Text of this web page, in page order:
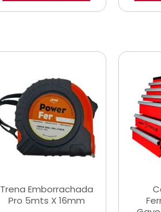
Trena Emborrachada
Pro 5mts X 16mm